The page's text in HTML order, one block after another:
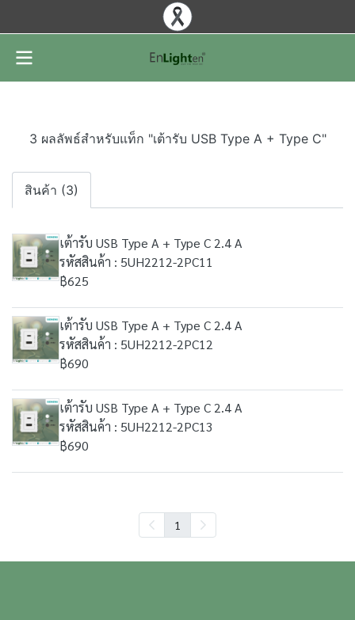
3 ผลลัพธ์สำหรับแท็ก "เต้ารับ USB Type A + Type C"
สินค้า (3)
เต้ารับ USB Type A + Type C 2.4 A
รหัสสินค้า : 5UH2212-2PC11
฿625
เต้ารับ USB Type A + Type C 2.4 A
รหัสสินค้า : 5UH2212-2PC12
฿690
เต้ารับ USB Type A + Type C 2.4 A
รหัสสินค้า : 5UH2212-2PC13
฿690
1